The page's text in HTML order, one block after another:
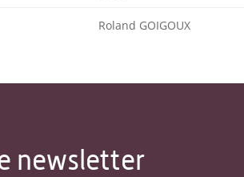
Roland GOIGOUX
newsletter